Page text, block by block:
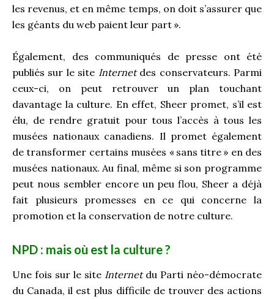
les revenus, et en même temps, on doit s’assurer que
les géants du web paient leur part ».
Également, des communiqués de presse ont été
publiés sur le site Internetdes conservateurs. Parmi
ceux-ci, on peut retrouver un plan touchant
davantage la culture. En effet, Sheer promet, s’il est
élu, de rendre gratuit pour tous l’accès à tous les
musées nationaux canadiens. Il promet également
de transformer certains musées « sans titre » en des
musées nationaux. Au final, même si son programme
peut nous sembler encore un peu flou, Sheer a déjà
fait plusieurs promesses en ce qui concerne la
promotion et la conservation de notre culture.
NPD : mais où est la culture ?
Une fois sur le site Internetdu Parti néo-démocrate
du Canada, il est plus difficile de trouver des actions